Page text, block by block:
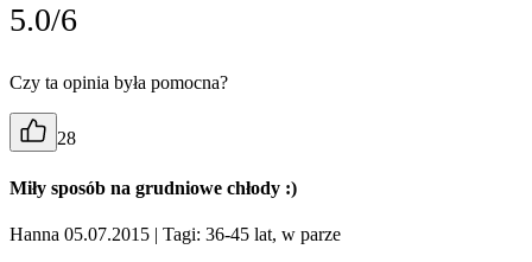
5.0/6
Czy ta opinia była pomocna?
28
Miły sposób na grudniowe chłody :)
Hanna 05.07.2015 | Tagi: 36-45 lat, w parze